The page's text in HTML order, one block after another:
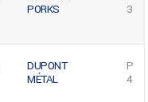
PORKS
3
DUPONT
MÉTAL
P
4